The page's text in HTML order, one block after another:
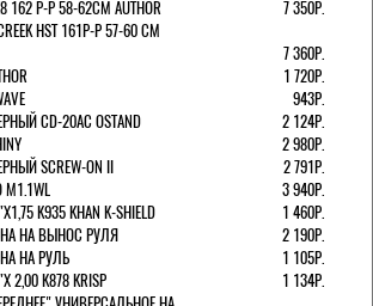
162 Р-Р 58-62СМ AUTHOR
7 350Р.
HST 161Р-Р 57-60 СМ
7 360Р.
1 720Р.
943Р.
СD-20AC OSTAND
2 124Р.
2 980Р.
SCREW-ON II
2 791Р.
3 940Р.
K935 KHAN K-SHIELD
1 460Р.
НА ВЫНОС РУЛЯ
2 190Р.
НА РУЛЬ
1 105Р.
2,00 K878 KRISP
1 134Р.